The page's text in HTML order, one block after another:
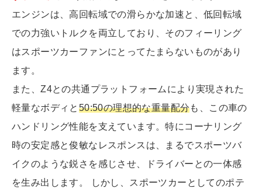
エンジンは、高回転域での滑らかな加速と、低回転域
での力強いトルクを両立しており、そのフィーリング
はスポーツカーファンにとってたまらないものがあり
ます。
また、Z4との共通プラットフォームにより実現された
軽量なボディと 50:50の理想的な重量配分も、この車の
ハンドリング性能を支えています。特にコーナリング
時の安定感と俊敏なレスポンスは、まるでスポーツバ
イクのような鋭さを感じさせ、ドライバーとの一体感
を生み出します。 しかし、スポーツカーとしてのポテ